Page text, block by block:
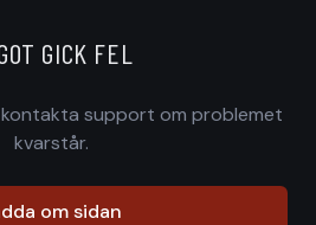
GICK FEL
support om problemet
kvarstår.
om sidan